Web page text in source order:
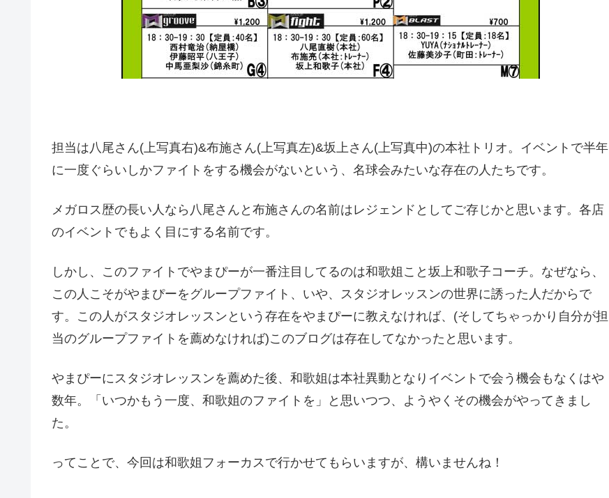
担当は八尾さん(上写真右)&布施さん(上写真左)&坂上さん(上写真中)の本社トリオ。イベントで半年
に一度ぐらいしかファイトをする機会がないという、名球会みたいな存在の人たちです。
メガロス歴の長い人なら八尾さんと布施さんの名前はレジェンドとしてご存じかと思います。各店
のイベントでもよく目にする名前です。
しかし、このファイトでやまぴーが一番注目してるのは和歌姐こと坂上和歌子コーチ。なぜなら、
この人こそがやまぴーをグループファイト、いや、スタジオレッスンの世界に誘った人だからで
す。この人がスタジオレッスンという存在をやまぴーに教えなければ、(そしてちゃっかり自分が担
当のグループファイトを薦めなければ)このブログは存在してなかったと思います。
やまぴーにスタジオレッスンを薦めた後、和歌姐は本社異動となりイベントで会う機会もなくはや
数年。「いつかもう一度、和歌姐のファイトを」と思いつつ、ようやくその機会がやってきまし
た。
ってことで、今回は和歌姐フォーカスで行かせてもらいますが、構いませんね！